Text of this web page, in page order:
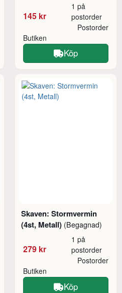
145 kr
1 på
postorder
Butiken
Postorder
Köp
Skaven: Stormvermin
(4st, Metall) (Begagnad)
279 kr
1 på
postorder
Butiken
Postorder
Köp